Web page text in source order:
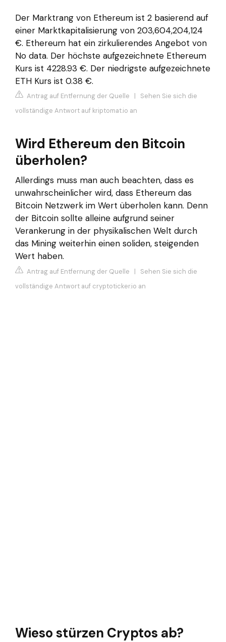
Der Marktrang von Ethereum ist 2 basierend auf
einer Marktkapitalisierung von 203,604,204,124
€. Ethereum hat ein zirkulierendes Angebot von
No data. Der höchste aufgezeichnete Ethereum
Kurs ist 4228.93 €. Der niedrigste aufgezeichnete
ETH Kurs ist 0.38 €.
Antrag auf Entfernung der Quelle | Sehen Sie sich die
vollständige Antwort auf kriptomat.io an
Wird Ethereum den Bitcoin
überholen?
Allerdings muss man auch beachten, dass es
unwahrscheinlicher wird, dass Ethereum das
Bitcoin Netzwerk im Wert überholen kann. Denn
der Bitcoin sollte alleine aufgrund seiner
Verankerung in der physikalischen Welt durch
das Mining weiterhin einen soliden, steigenden
Wert haben.
Antrag auf Entfernung der Quelle | Sehen Sie sich die
vollständige Antwort auf cryptoticker.io an
Wieso stürzen Cryptos ab?